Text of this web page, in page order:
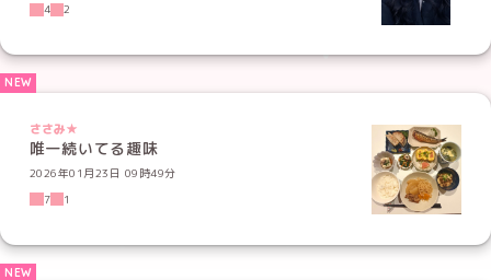
4
2
ささみ★
唯一続いてる趣味
2026年01月23日 09時49分
7
1